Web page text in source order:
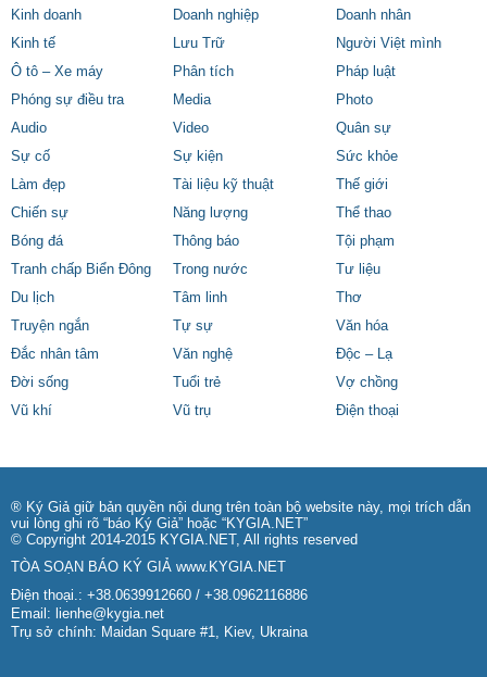
Kinh doanh
Doanh nghiệp
Doanh nhân
Kinh tế
Lưu Trữ
Người Việt mình
Ô tô – Xe máy
Phân tích
Pháp luật
Phóng sự điều tra
Media
Photo
Audio
Video
Quân sự
Sự cố
Sự kiện
Sức khỏe
Làm đẹp
Tài liệu kỹ thuật
Thế giới
Chiến sự
Năng lượng
Thể thao
Bóng đá
Thông báo
Tội phạm
Tranh chấp Biển Đông
Trong nước
Tư liệu
Du lịch
Tâm linh
Thơ
Truyện ngắn
Tự sự
Văn hóa
Đắc nhân tâm
Văn nghệ
Độc – Lạ
Đời sống
Tuổi trẻ
Vợ chồng
Vũ khí
Vũ trụ Điện thoại
® Ký Giả giữ bản quyền nội dung trên toàn bộ website này, mọi trích dẫn
vui lòng ghi rõ “báo Ký Giả” hoặc “KYGIA.NET”
© Copyright 2014-2015 KYGIA.NET, All rights reserved
TÒA SOẠN BÁO KÝ GIẢ www.KYGIA.NET
Điện thoại.: +38.0639912660 / +38.0962116886
Email: lienhe@kygia.net
Trụ sở chính: Maidan Square #1, Kiev, Ukraina